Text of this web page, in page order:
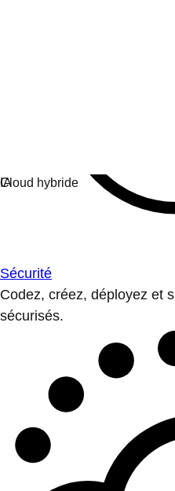
Sécurité
Codez, créez, déployez et
sécurisés.